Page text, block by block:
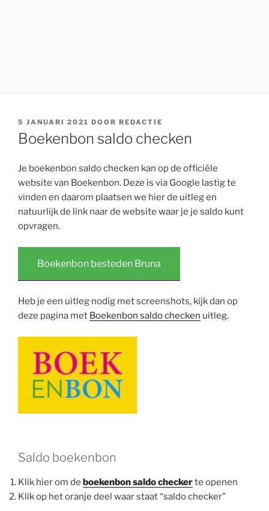
GEPLAATST
OP
5 JANUARI 2021 DOOR REDACTIE
Boekenbon saldo checken
Je boekenbon saldo checken kan op de officiële
website van Boekenbon. Deze is via Google lastig te
vinden en daarom plaatsen we hier de uitleg en
natuurlijk de link naar de website waar je je saldo kunt
opvragen.
Boekenbon besteden Bruna
Heb je een uitleg nodig met screenshots, kijk dan op
deze pagina met Boekenbon saldo checken uitleg.
Saldo boekenbon
Klik hier om de boekenbon saldo checkerte openen
Klik op het oranje deel waar staat “saldo checker”